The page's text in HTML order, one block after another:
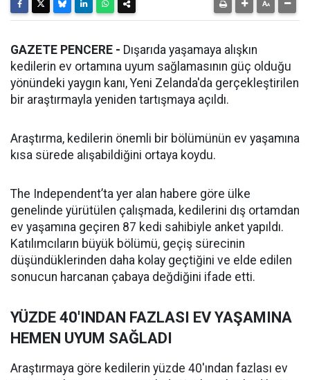
GAZETE PENCERE - Dışarıda yaşamaya alışkın
kedilerin ev ortamına uyum sağlamasının güç olduğu
yönündeki yaygın kanı, Yeni Zelanda'da gerçekleştirilen
bir araştırmayla yeniden tartışmaya açıldı.
Araştırma, kedilerin önemli bir bölümünün ev yaşamına
kısa sürede alışabildiğini ortaya koydu.
The Independent’ta yer alan habere göre ülke
genelinde yürütülen çalışmada, kedilerini dış ortamdan
ev yaşamına geçiren 87 kedi sahibiyle anket yapıldı.
Katılımcıların büyük bölümü, geçiş sürecinin
düşündüklerinden daha kolay geçtiğini ve elde edilen
sonucun harcanan çabaya değdiğini ifade etti.
YÜZDE 40'INDAN FAZLASI EV YAŞAMINA
HEMEN UYUM SAĞLADI
Araştırmaya göre kedilerin yüzde 40'ından fazlası ev